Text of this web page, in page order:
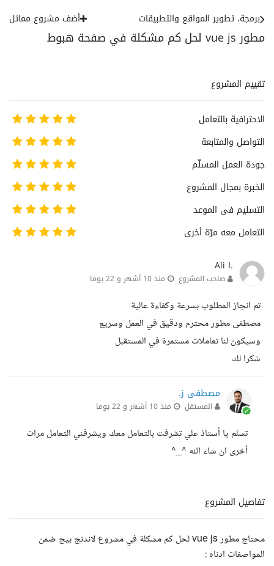
مطور vue js لحل كم مشكلة في صفحة هبوط
برمجة، تطوير المواقع والتطبيقات أضف مشروع مماثل
تقييم المشروع
الاحترافية بالتعامل
التواصل والمتابعة
جودة العمل المسلّم
الخبرة بمجال المشروع
التسليم فى الموعد
التعامل معه مرّة أخرى
Ali I.
صاحب المشروع منذ 10 أشهر و 22 يوما
تم انجاز المطلوب بسرعة وكفاءة عالية
مصطفى مطور محترم ودقيق في العمل وسريع
وسيكون لنا تعاملات مستمرة في المستقبل
شكرا لك
مصطفى ز.
المستقل منذ 10 أشهر و 22 يوما
تسلم يا أستاذ علي تشرفت بالتعامل معك ويشرفني التعامل مرات
أخرى ان شاء الله ^_^
تفاصيل المشروع
محتاج مطور vue js لحل كم مشكلة في مشروع لاندنج بيج ضمن
المواصفات ادناه :